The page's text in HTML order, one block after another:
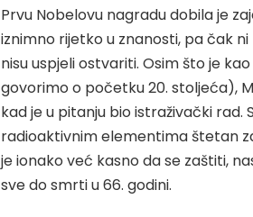
Prvu Nobelovu nagradu dobila je
iznimno rijetko u znanosti, pa čak
nisu uspjeli ostvariti. Osim što je
govorimo o početku 20. stoljeća),
kad je u pitanju bio istraživački rad.
radioaktivnim elementima štetan
je ionako već kasno da se zaštiti,
sve do smrti u 66. godini.